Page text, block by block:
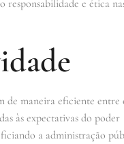
responsabilidade e ética
de maneira eficiente entre
às expectativas do poder
a administração